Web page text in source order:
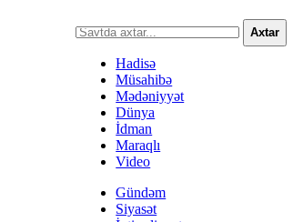
Axtar
Hadisə
Müsahibə
Mədəniyyət
Dünya
İdman
Maraqlı
Video
Gündəm
Siyasət